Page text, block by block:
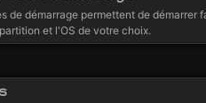
de démarrage permettent de démarrer
et l'OS de votre choix.